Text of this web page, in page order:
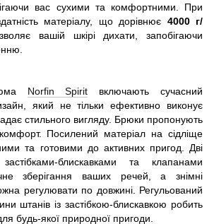
вас сухими та комфортними. При
матеріалу, що дорівнює 4000 г/
вашій шкірі дихати, запобігаючи
Norfin Spirit включають сучасний
який не тільки ефективно виконує
стильного вигляду. Брюки пропонують
Посилений матеріал на сідліще
та готовими до активних пригод. Дві
блискавками та клапанами
зберігання ваших речей, а знімні
регулювати по довжині. Регульований
штанів із застібкою-блискавкою робить
будь-якої природної пригоди.